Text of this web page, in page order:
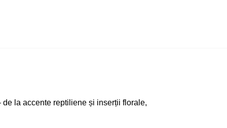
la accente reptiliene și inserții florale,